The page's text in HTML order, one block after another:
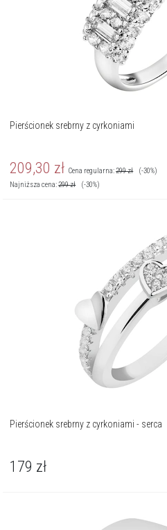
Pierścionek srebrny z cyrkoniami
209,30 zł Cena regularna:299zł
(-30%)
Najniższa cena:299zł (-30%)
Pierścionek srebrny z cyrkoniami - serca
179 zł